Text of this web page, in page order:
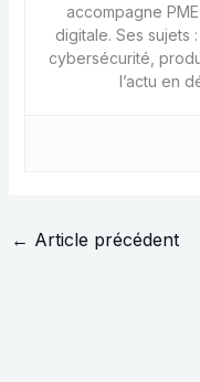
accompagne
digitale. Ses sujets
cybersécurité,
l’actu en
← Article précédent